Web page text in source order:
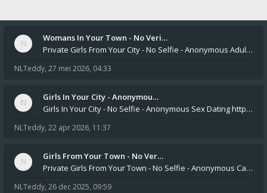
Womans In Your Town - No Veri…
Private Girls From Your City - No Selfie - Anonymous Adult Dating https://privatedates.live Private Girls In Your
NLTeddy, 27 mei 2026, 04:33
Girls In Your City - Anonymou…
Girls In Your City - No Selfie - Anonymous Sex Dating https://SecretPrivat.com Womens In Your Town - Anonymous S
NLTeddy, 22 apr 2026, 11:37
Girls From Your Town - No Ver…
Private Girls From Your Town - No Selfie - Anonymous Casual Dating https://PrivateLadyEscorts.com Private Lady In
NLTeddy, 26 dec 2025, 09:59